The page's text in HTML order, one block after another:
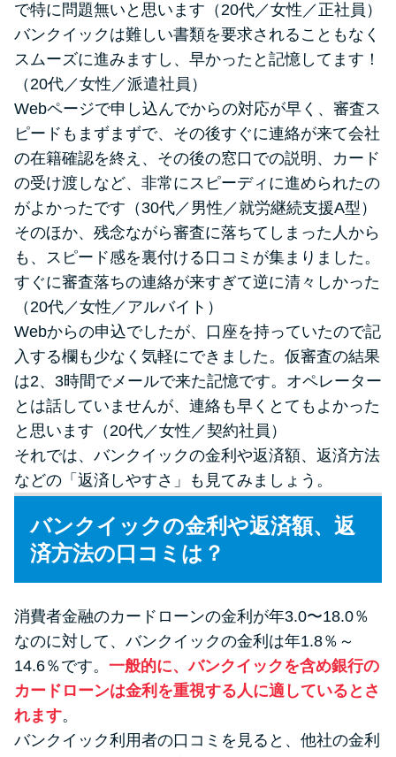
で特に問題無いと思います（20代／女性／正社員）
バンクイックは難しい書類を要求されることもなく
スムーズに進みますし、早かったと記憶してます！
（20代／女性／派遣社員）
Webページで申し込んでからの対応が早く、審査ス
ピードもまずまずで、その後すぐに連絡が来て会社
の在籍確認を終え、その後の窓口での説明、カード
の受け渡しなど、非常にスピーディに進められたの
がよかったです（30代／男性／就労継続支援A型）
そのほか、残念ながら審査に落ちてしまった人から
も、スピード感を裏付ける口コミが集まりました。
すぐに審査落ちの連絡が来すぎて逆に清々しかった
（20代／女性／アルバイト）
Webからの申込でしたが、口座を持っていたので記
入する欄も少なく気軽にできました。仮審査の結果
は2、3時間でメールで来た記憶です。オペレーター
とは話していませんが、連絡も早くとてもよかった
と思います（20代／女性／契約社員）
それでは、バンクイックの金利や返済額、返済方法
などの「返済しやすさ」も見てみましょう。
バンクイックの金利や返済額、返
済方法の口コミは？
消費者金融のカードローンの金利が年3.0〜18.0％
なのに対して、バンクイックの金利は年1.8％～
14.6％です。 一般的に、バンクイックを含め銀行の
カードローンは金利を重視する人に適しているとさ
れます。
バンクイック利用者の口コミを見ると、他社の金利